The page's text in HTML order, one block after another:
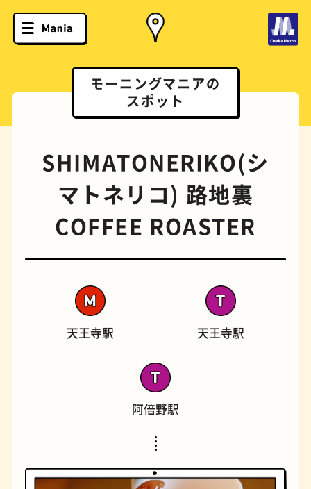
ナポリタン
モーニングマニアの
スポット
SHIMATONERIKO(シ
マトネリコ) 路地裏
COFFEE ROASTER
天王寺駅 天王寺駅
阿倍野駅